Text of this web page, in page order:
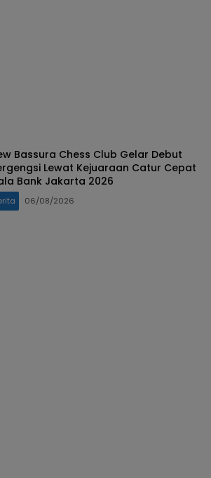
Bassura Chess Club Gelar Debut
Lewat Kejuaraan Catur Cepat
Bank Jakarta 2026
06/08/2026